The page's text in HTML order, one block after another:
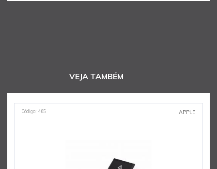
VEJA TAMBÉM
Código: 405 APPLE